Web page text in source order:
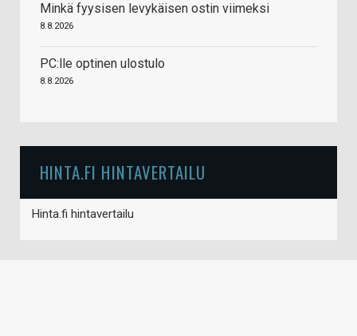
Minkä fyysisen levykäisen ostin viimeksi
8.8.2026
PC:lle optinen ulostulo
8.8.2026
HINTA.FI HINTAVERTAILU
Hinta.fi hintavertailu